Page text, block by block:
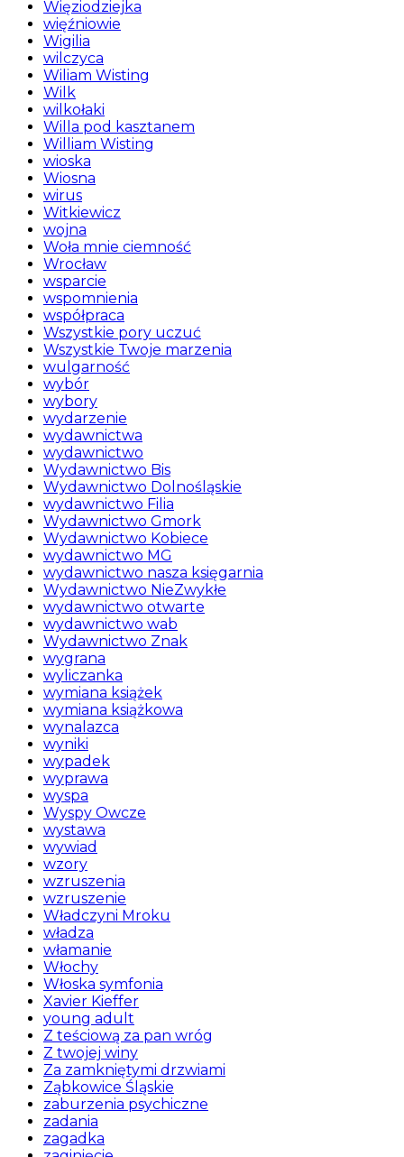
Więziodziejka
więźniowie
Wigilia
wilczyca
Wiliam Wisting
Wilk
wilkołaki
Willa pod kasztanem
William Wisting
wioska
Wiosna
wirus
Witkiewicz
wojna
Woła mnie ciemność
Wrocław
wsparcie
wspomnienia
współpraca
Wszystkie pory uczuć
Wszystkie Twoje marzenia
wulgarność
wybór
wybory
wydarzenie
wydawnictwa
wydawnictwo
Wydawnictwo Bis
Wydawnictwo Dolnośląskie
wydawnictwo Filia
Wydawnictwo Gmork
Wydawnictwo Kobiece
wydawnictwo MG
wydawnictwo nasza księgarnia
Wydawnictwo NieZwykłe
wydawnictwo otwarte
wydawnictwo wab
Wydawnictwo Znak
wygrana
wyliczanka
wymiana książek
wymiana książkowa
wynalazca
wyniki
wypadek
wyprawa
wyspa
Wyspy Owcze
wystawa
wywiad
wzory
wzruszenia
wzruszenie
Władczyni Mroku
władza
włamanie
Włochy
Włoska symfonia
Xavier Kieffer
young adult
Z teściową za pan wróg
Z twojej winy
Za zamkniętymi drzwiami
Ząbkowice Śląskie
zaburzenia psychiczne
zadania
zagadka